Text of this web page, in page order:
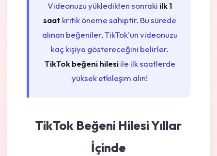
Videonuzu yükledikten sonraki ilk 1
saat kritik öneme sahiptir. Bu sürede
alınan beğeniler, TikTok'un videonuzu
kaç kişiye göstereceğini belirler.
TikTok beğeni hilesiile ilk saatlerde
yüksek etkileşim alın!
TikTok Beğeni Hilesi Yıllar
İçinde